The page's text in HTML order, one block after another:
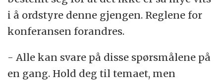
i å ordstyre denne gjengen. Reglene for
konferansen forandres.
- Alle kan svare på disse spørsmålene på
en gang. Hold deg til temaet, men